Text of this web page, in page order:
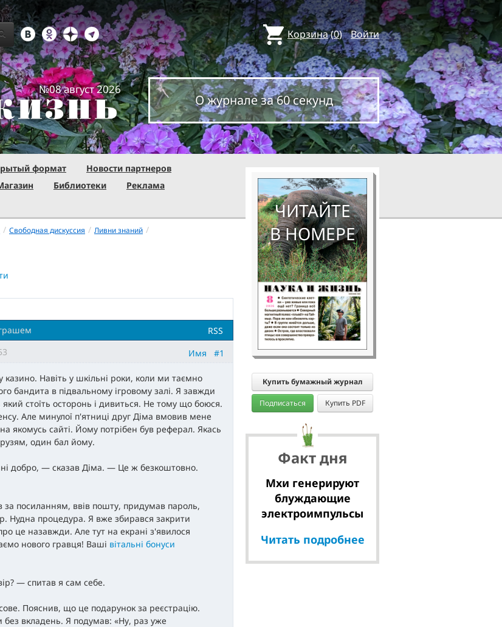
Корзина(0) Войти
№08 август 2026
О журнале за 60 секунд
формат
Новости партнеров
Библиотеки
Реклама
/ Свободная дискуссия / Ливни знаний /
RSS
Имя #1
казино. Навіть у шкільні роки, коли ми таємно
бандита в підвальному ігровому залі. Я завжди
стоїть осторонь і дивиться. Не тому що боюся.
Але минулої п'ятниці друг Діма вмовив мене
якомусь сайті. Йому потрібен був реферал. Якась
один бал йому.
добро, — сказав Діма. — Це ж безкоштовно.
посиланням, ввів пошту, придумав пароль,
Нудна процедура. Я вже збирався закрити
це назавжди. Але тут на екрані з'явилося
нового гравця! Ваші вітальні бонуси
— спитав я сам себе.
Пояснив, що це подарунок за реєстрацію.
вкладень. Я подумав: «Ну, раз уже
ЧИТАЙТЕ
В НОМЕРЕ
Купить бумажный журнал
Подписаться Купить PDF
Факт дня
Мхи генерируют
блуждающие
электроимпульсы
Читать подробнее